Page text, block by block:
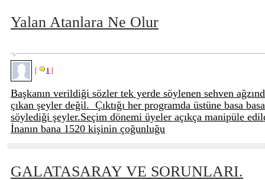
Yalan Atanlara Ne Olur
1
Başkanın verildiği sözler tek yerde söylenen sehven
çıkan şeyler değil. Çıktığı her programda üstüne basa basa
söylediği şeyler.Seçim dönemi üyeler açıkça manipüle
İnanın bana 1520 kişinin çoğunluğu
GALATASARAY VE SORUNLARI.